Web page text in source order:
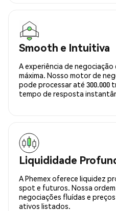
Smooth e Intuitiva
A experiência de
máxima. Nosso motor de
pode processar até 300.000
tempo de resposta
Liquididade
A Phemex oferece liquidez
spot e futuros. Nossa
negociações fluídas e
ativos listados.